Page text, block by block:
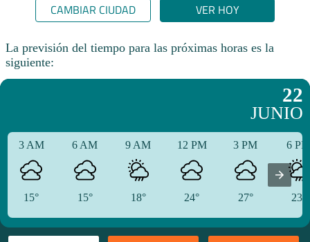
CAMBIAR CIUDAD VER HOY
La previsión del tiempo para las próximas horas es la
siguiente:
22
JUNIO
3 AM
15°
6 AM
15°
9 AM
18°
12 PM
24°
3 PM
27°
6
23°